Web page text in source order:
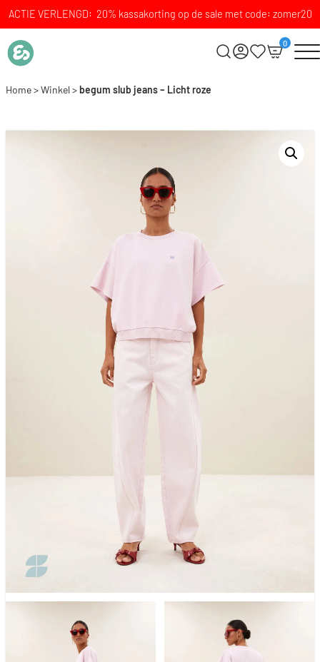
ACTIE VERLENGD: 20% kassakorting op de sale met code: zomer20
0
Home>Winkel>begum slub jeans – Licht roze